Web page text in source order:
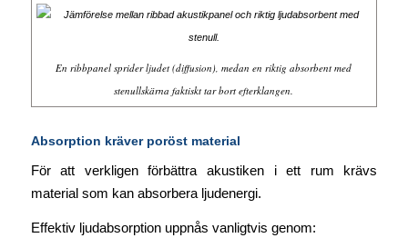
En ribbpanel sprider ljudet (diffusion), medan en riktig absorbent med
stenullskärna faktiskt tar bort efterklangen.
Absorption kräver poröst material
För att verkligen förbättra akustiken i ett rum krävs
material som kan absorbera ljudenergi.
Effektiv ljudabsorption uppnås vanligtvis genom: